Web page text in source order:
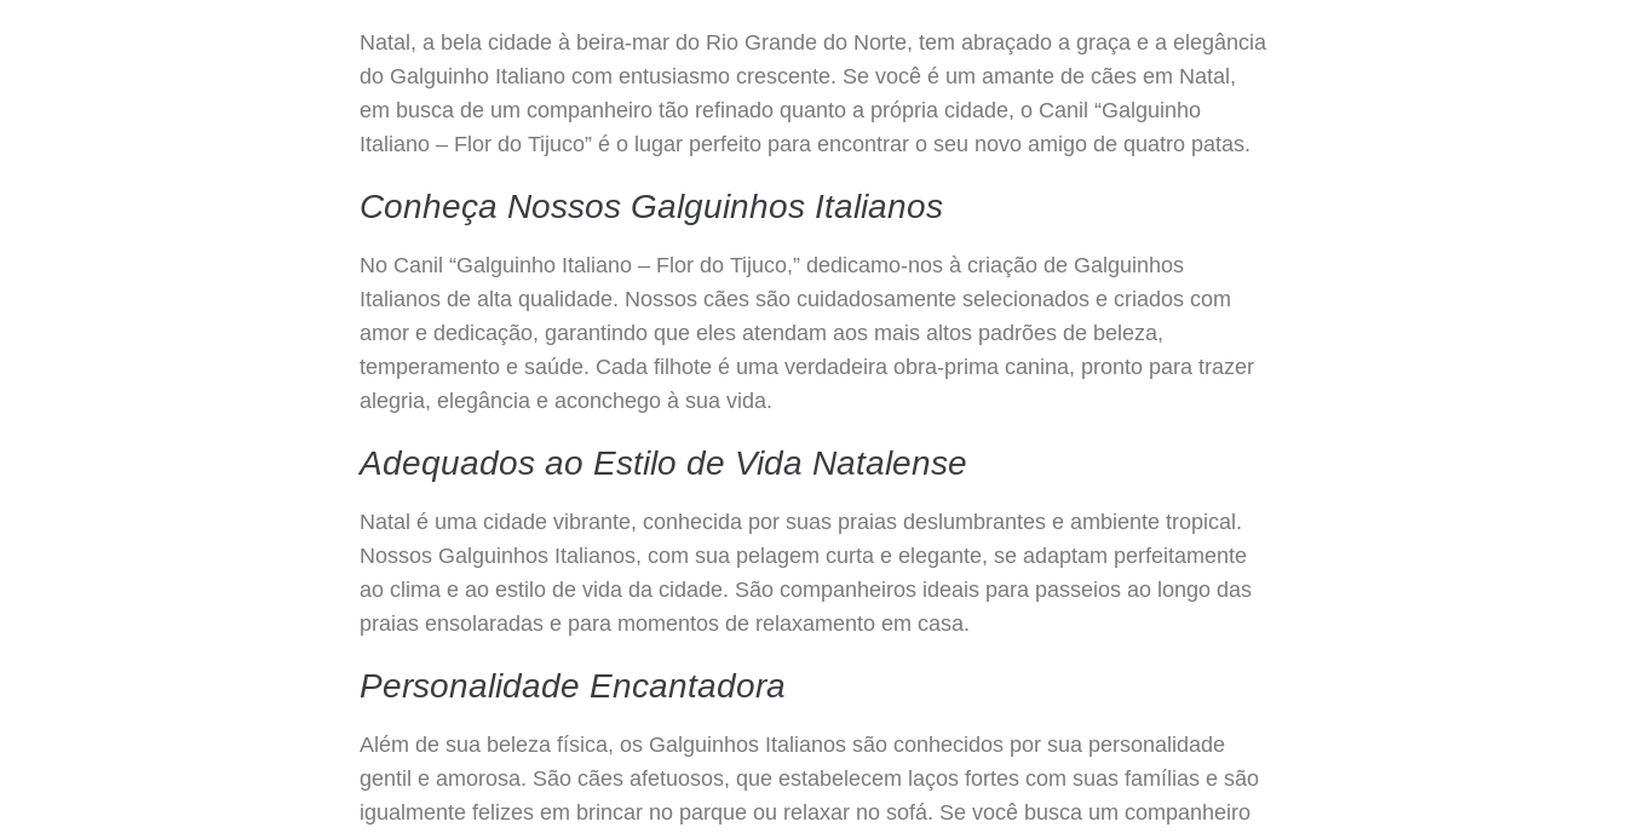
Natal, a bela cidade à beira-mar do Rio Grande do Norte, tem abraçado a graça e a elegância
do Galguinho Italiano com entusiasmo crescente. Se você é um amante de cães em Natal,
em busca de um companheiro tão refinado quanto a própria cidade, o Canil “Galguinho
Italiano – Flor do Tijuco” é o lugar perfeito para encontrar o seu novo amigo de quatro patas.
Conheça Nossos Galguinhos Italianos
No Canil “Galguinho Italiano – Flor do Tijuco,” dedicamo-nos à criação de Galguinhos
Italianos de alta qualidade. Nossos cães são cuidadosamente selecionados e criados com
amor e dedicação, garantindo que eles atendam aos mais altos padrões de beleza,
temperamento e saúde. Cada filhote é uma verdadeira obra-prima canina, pronto para trazer
alegria, elegância e aconchego à sua vida.
Adequados ao Estilo de Vida Natalense
Natal é uma cidade vibrante, conhecida por suas praias deslumbrantes e ambiente tropical.
Nossos Galguinhos Italianos, com sua pelagem curta e elegante, se adaptam perfeitamente
ao clima e ao estilo de vida da cidade. São companheiros ideais para passeios ao longo das
praias ensolaradas e para momentos de relaxamento em casa.
Personalidade Encantadora
Além de sua beleza física, os Galguinhos Italianos são conhecidos por sua personalidade
gentil e amorosa. São cães afetuosos, que estabelecem laços fortes com suas famílias e são
igualmente felizes em brincar no parque ou relaxar no sofá. Se você busca um companheiro